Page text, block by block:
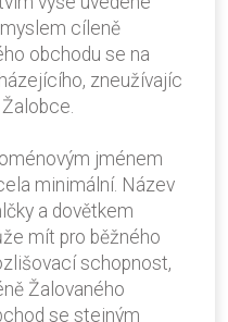
cíleně
obchodu se na
zneužívajíc
jménem
minimální. Název
a dovětkem
mít pro běžného
schopnost,
Žalovaného
se stejným